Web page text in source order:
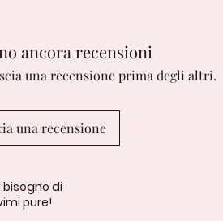
ancora recensioni
una recensione prima degli altri.
una recensione
bisogno di
pure!